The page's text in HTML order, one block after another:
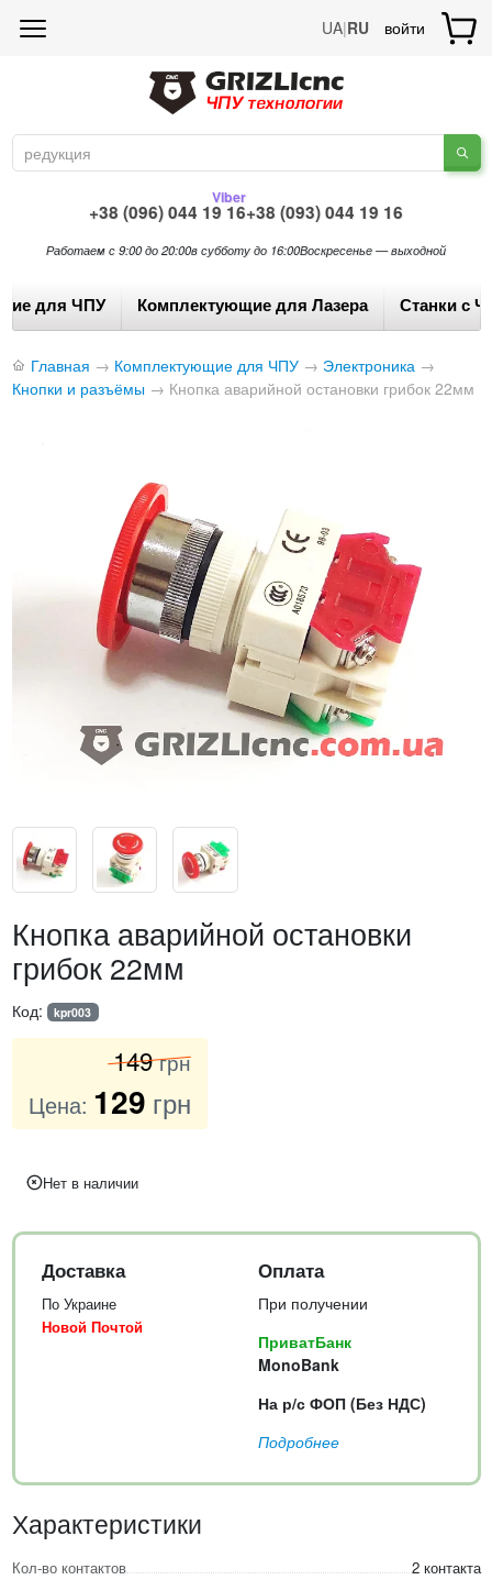
UA|RU войти
+38 (096) 044 19 16
Viber
+38 (093) 044 19 16
Работаем с 9:00 до 20:00в субботу до 16:00Воскресенье — выходной
для ЧПУ Комплектующие для Лазера Станки с
Главная → Комплектующие для ЧПУ → Электроника →
Кнопки и разъёмы → Кнопка аварийной остановки грибок 22мм
Кнопка аварийной остановки
грибок 22мм
Код: kpr003
149 грн
Цена: 129 грн
Нет в наличии
Доставка
По Украине
Новой Почтой
Оплата
При получении
ПриватБанк
MonoBank
На р/с ФОП (Без НДС)
Подробнее
Характеристики
Кол-во контактов
2 контакта